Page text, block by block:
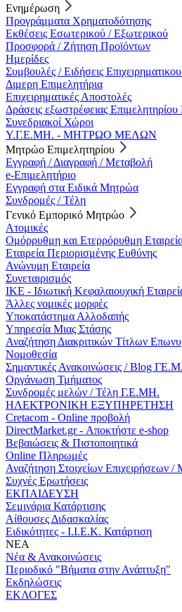
Ενημέρωση
Προγράμματα Χρηματοδότησης
Εκθέσεις Εσωτερικού / Εξωτερικού
Προσφορά / Ζήτηση Προϊόντων
Ημερίδες
Συμβουλές / Ειδήσεις
Διμερη Επιμελητήρια
Επιχειρηματικές Αποστολές
Δράσεις εξωστρέφειας
Συνεδριακοί Χώροι
Υ.Γ.Ε.ΜΗ. - ΜΗΤΡΩΟ ΜΕΛΩΝ
Μητρώο Επιμελητηρίου
Εγγραφή / Διαγραφή / Μεταβολή
e-Επιμελητήριο
Εγγραφή στα Ειδικά Μητρώα
Συνδρομές / Τέλη
Γενικό Εμπορικό Μητρώο
Ατομικές
Ομόρρυθμη και Ετερρόρυθμη
Εταιρεία Περιορισμένης Ευθύνης
Ανώνυμη Εταιρεία
Συνεταιρισμός
ΙΚΕ - Ιδιωτική Κεφαλαιουχική
Άλλες νομικές μορφές
Υποκατάστημα Αλλοδαπής
Υπηρεσία Μιας Στάσης
Αναζήτηση Διακριτικών Τίτλων
Νομοθεσία
Σημαντικές Ανακοινώσεις / Blog
Οργάνωση Τμήματος
Συνδρομές μελών / Τέλη Γ.Ε.ΜΗ.
ΗΛΕΚΤΡΟΝΙΚΗ ΕΞΥΠΗΡΕΤΗΣΗ
Cretacom - Online προβολή
DirectMarket.gr - Αποκτήστε e-shop
Βεβαιώσεις & Πιστοποιητικά
Online Πληρωμές
Αναζήτηση Στοιχείων Επιχειρήσεων
Συχνές Ερωτήσεις
ΕΚΠΑΙΔΕΥΣΗ
Σεμινάρια Κατάρτισης
Αίθουσες Διδασκαλίας
Ειδικότητες - Ι.Ι.Ε.Κ. Κατάρτιση
ΝΕΑ
Νέα & Ανακοινώσεις
Περιοδικό "Βήματα στην Ανάπτυξη"
Εκδηλώσεις
ΕΚΛΟΓΕΣ